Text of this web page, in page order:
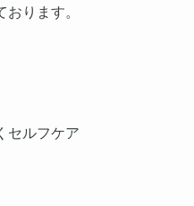
ります。
セルフケア